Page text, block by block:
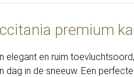
premium
elegant en ruim
dag in de sneeuw. Een